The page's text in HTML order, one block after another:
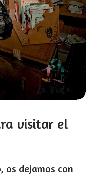
visitar el
os dejamos con